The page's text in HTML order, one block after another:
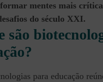
formar mentes mais
do século XXI.
são
para educação